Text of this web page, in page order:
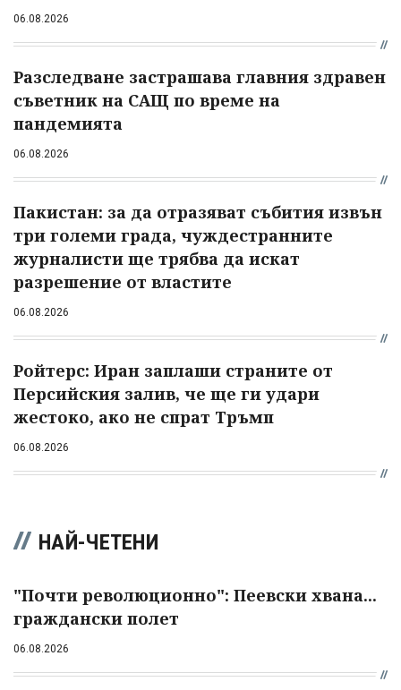
06.08.2026
Разследване застрашава главния здравен
съветник на САЩ по време на
пандемията
06.08.2026
Пакистан: за да отразяват събития извън
три големи града, чуждестранните
журналисти ще трябва да искат
разрешение от властите
06.08.2026
Ройтерс: Иран заплаши страните от
Персийския залив, че ще ги удари
жестоко, ако не спрат Тръмп
06.08.2026
НАЙ-ЧЕТЕНИ
"Почти революционно": Пеевски хвана...
граждански полет
06.08.2026